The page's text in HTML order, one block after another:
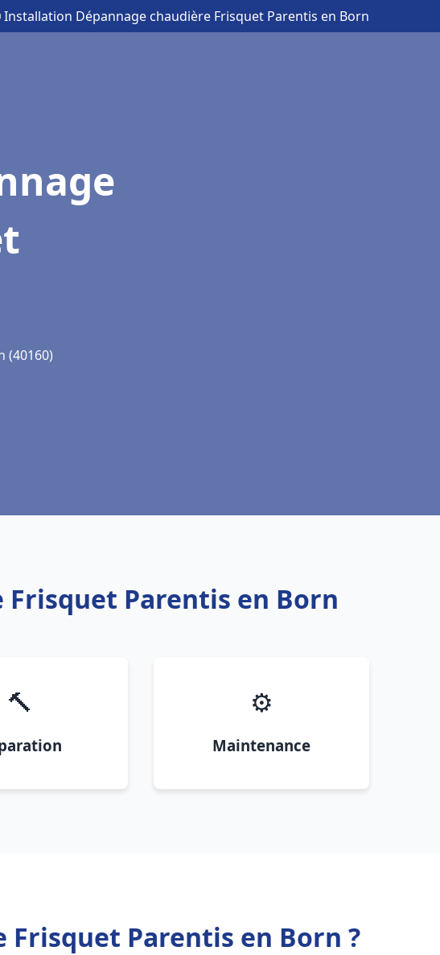
Installation Dépannage chaudière Frisquet Parentis en Born
(40160)
Parentis en Born
🔨 ⚙️
Maintenance
Parentis en Born ?